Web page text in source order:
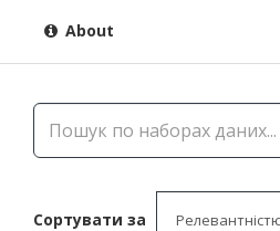
About
Сортувати за